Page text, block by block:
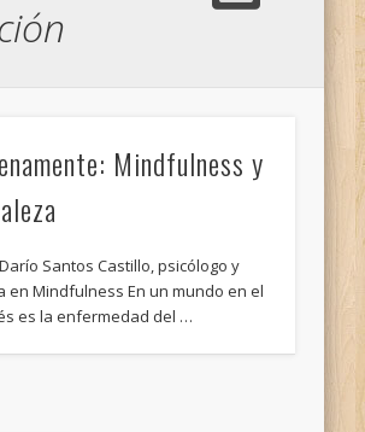
Mindfulness y
Santos Castillo, psicólogo y
en Mindfulness En un mundo en el
es la enfermedad del …